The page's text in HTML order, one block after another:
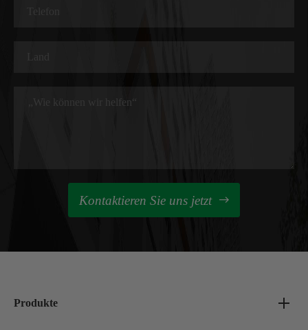
Kontaktieren Sie uns jetzt 
Produkte